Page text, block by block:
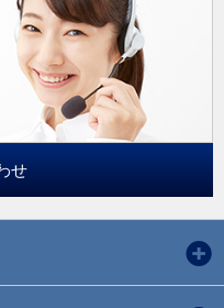
せ